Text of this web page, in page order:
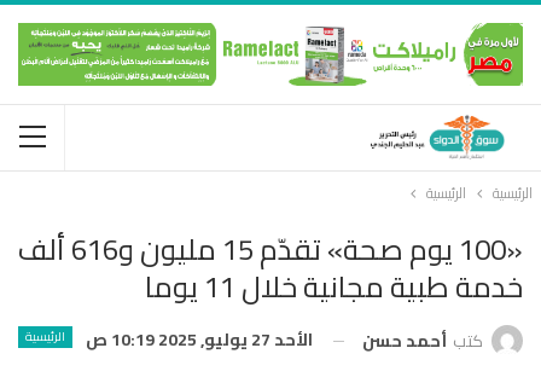
الرئيسية الرئيسية
«100 يوم صحة» تقدّم 15 مليون و616 ألف
خدمة طبية مجانية خلال 11 يوما
الرئيسية كتب أحمد حسن الأحد 27 يوليو, 2025 10:19 ص